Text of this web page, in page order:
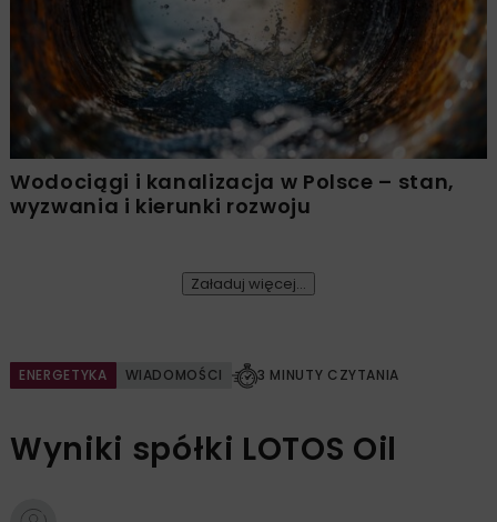
Wodociągi i kanalizacja w Polsce – stan,
wyzwania i kierunki rozwoju
Załaduj więcej...
ENERGETYKA WIADOMOŚCI 3 MINUTY CZYTANIA
Wyniki spółki LOTOS Oil